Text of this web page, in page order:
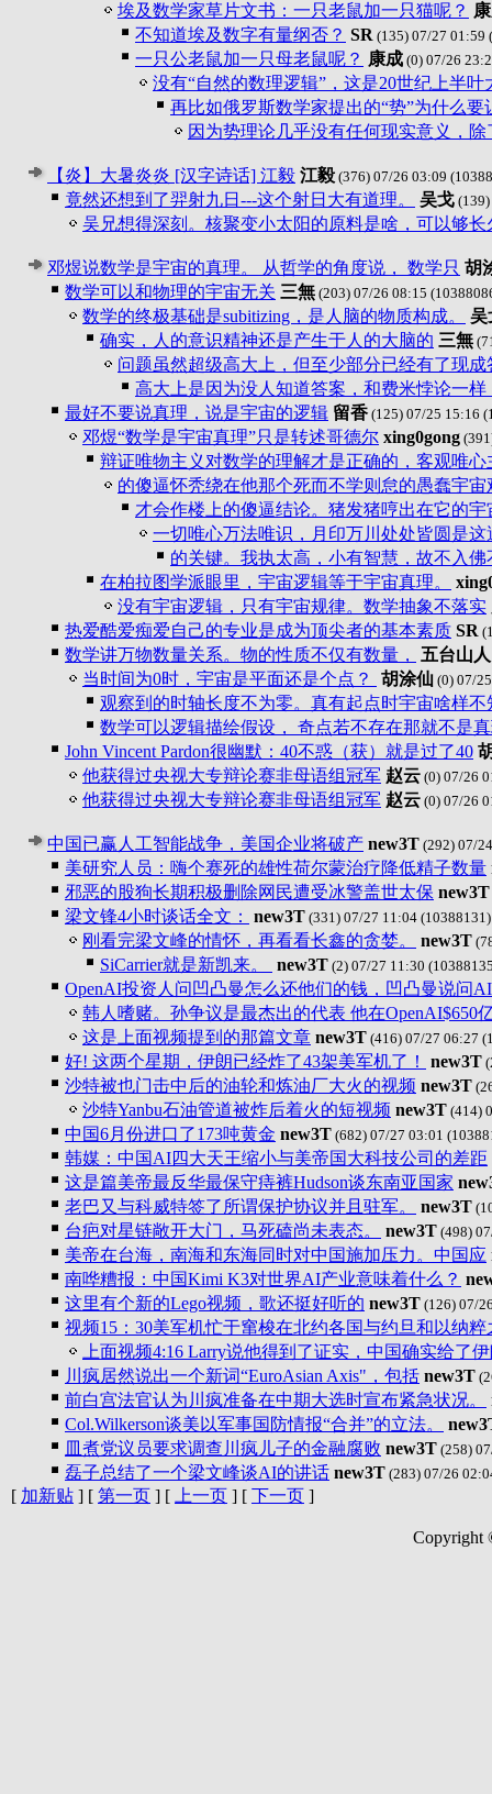
埃及数学家草片文书：一只老鼠加一只猫呢？
不知道埃及数字有量纲否？ SR (135) 07/27 01:59
一只公老鼠加一只母老鼠呢？ 康成 (0) 07/26
没有“自然的数理逻辑”，这是20世纪上半叶
再比如俄罗斯数学家提出的“势”为什么要
因为势理论几乎没有任何现实意义，除
【炎】大暑炎炎 [汉字诗话] 江毅 江毅 (376) 07/26 03:09
竟然还想到了羿射九日---这个射日大有道理。 吴戈
吴兄想得深刻。核聚变小太阳的原料是啥，可以够长
邓煜说数学是宇宙的真理。 从哲学的角度说， 数学只 胡
数学可以和物理的宇宙无关 三無 (203) 07/26 08:15
数学的终极基础是subitizing，是人脑的物质构成。
吴
确实，人的意识精神还是产生于人的大脑的 三無
问题虽然超级高大上，但至少部分已经有了现成
高大上是因为没人知道答案，和费米悖论一样
最好不要说真理，说是宇宙的逻辑 留香 (125) 07/25 15:16
邓煜“数学是宇宙真理”只是转述哥德尔 xing0gong
辩证唯物主义对数学的理解才是正确的，客观唯心
的傻逼怀秃绕在他那个死而不学则怠的愚蠢宇宙
才会作楼上的傻逼结论。猪发猪哼出在它的宇
一切唯心万法唯识，月印万川处处皆圆是这
的关键。我执太高，小有智慧，故不入
在柏拉图学派眼里，宇宙逻辑等于宇宙真理。
没有宇宙逻辑，只有宇宙规律。数学抽象不落实
热爱酷爱痴爱自己的专业是成为顶尖者的基本素质 SR
数学讲万物数量关系。物的性质不仅有数量， 五台山人
当时间为0时，宇宙是平面还是个点？ 胡涂仙 (0) 07/
观察到的时轴长度不为零。真有起点时宇宙啥样不
数学可以逻辑描绘假设， 奇点若不存在那就不是
John Vincent Pardon很幽默：40不惑（获）就是过了40
他获得过央视大专辩论赛非母语组冠军 赵云 (0) 07/26
他获得过央视大专辩论赛非母语组冠军 赵云 (0) 07/26
中国已赢人工智能战争，美国企业将破产 new3T (292) 07/
美研究人员：嗨个赛死的雄性荷尔蒙治疗降低精子数量
邪恶的股狗长期积极删除网民遭受冰警盖世太保 new3T
梁文锋4小时谈话全文： new3T (331) 07/27 11:04 (10388131)
刚看完梁文峰的情怀，再看看长鑫的贪婪。 new3T
SiCarrier就是新凯来。 new3T (2) 07/27 11:30
OpenAI投资人问凹凸曼怎么还他们的钱，凹凸曼说问AI
韩人嗜赌。孙争议是最杰出的代表 他在OpenAI$650
这是上面视频提到的那篇文章 new3T (416) 07/27 06:27
好! 这两个星期，伊朗已经炸了43架美军机了！ new3T
沙特被也门击中后的油轮和炼油厂大火的视频 new3T
沙特Yanbu石油管道被炸后着火的短视频 new3T (414)
中国6月份进口了173吨黄金 new3T (682) 07/27 03:01
韩媒：中国AI四大天王缩小与美帝国大科技公司的差距
这是篇美帝最反华最保守痔裤Hudson谈东南亚国家
老巴又与科威特签了所谓保护协议并且驻军。
new3T
台疤对星链敞开大门，马死磕尚未表态。 new3T (498)
美帝在台海，南海和东海同时对中国施加压力。中国应
南哗糟报：中国Kimi K3对世界AI产业意味着什么？
这里有个新的Lego视频，歌还挺好听的 new3T (126) 07/
视频15：30美军机忙于窜梭在北约各国与约旦和以纳粹
上面视频4:16 Larry说他得到了证实，中国确实给了
川疯居然说出一个新词“EuroAsian Axis"，包括 new3T
前白宫法官认为川疯准备在中期大选时宣布紧急状况。
Col.Wilkerson谈美以军事国防情报“合并”的立法。
皿煮党议员要求调查川疯儿子的金融腐败 new3T (258)
磊子总结了一个梁文峰谈AI的讲话 new3T (283) 07/26
[ 加新贴 ] [ 第一页 ] [ 上一页 ] [ 下一页 ]
Copyright